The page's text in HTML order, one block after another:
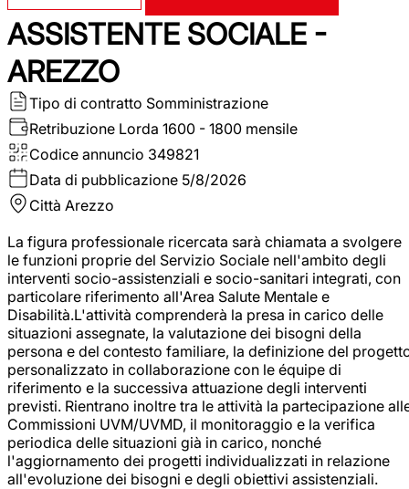
ASSISTENTE SOCIALE -
AREZZO
Tipo di contratto Somministrazione
Retribuzione Lorda 1600 - 1800 mensile
Codice annuncio 349821
Data di pubblicazione 5/8/2026
Città Arezzo
La figura professionale ricercata sarà chiamata a svolgere
le funzioni proprie del Servizio Sociale nell'ambito degli
interventi socio-assistenziali e socio-sanitari integrati, con
particolare riferimento all'Area Salute Mentale e
Disabilità.L'attività comprenderà la presa in carico delle
situazioni assegnate, la valutazione dei bisogni della
persona e del contesto familiare, la definizione del
personalizzato in collaborazione con le équipe di
riferimento e la successiva attuazione degli interventi
previsti. Rientrano inoltre tra le attività la partecipazione
Commissioni UVM/UVMD, il monitoraggio e la verifica
periodica delle situazioni già in carico, nonché
l'aggiornamento dei progetti individualizzati in relazione
all'evoluzione dei bisogni e degli obiettivi assistenziali.